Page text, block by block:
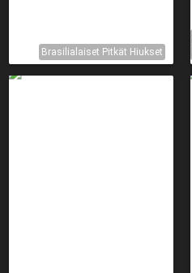
Brasilialaiset Pitkät Hiukset